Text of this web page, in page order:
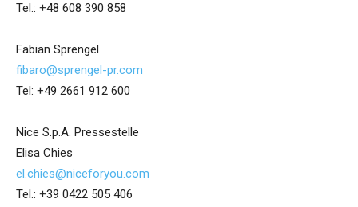
Tel.: +48 608 390 858
Fabian Sprengel
fibaro@sprengel-pr.com
Tel: +49 2661 912 600
Nice S.p.A. Pressestelle
Elisa Chies
el.chies@niceforyou.com
Tel.: +39 0422 505 406